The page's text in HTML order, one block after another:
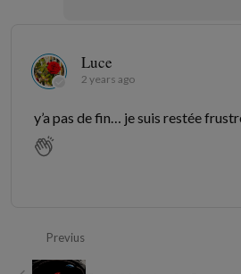
Luce
2 years ago
y’a pas de fin… je suis restée
Previus